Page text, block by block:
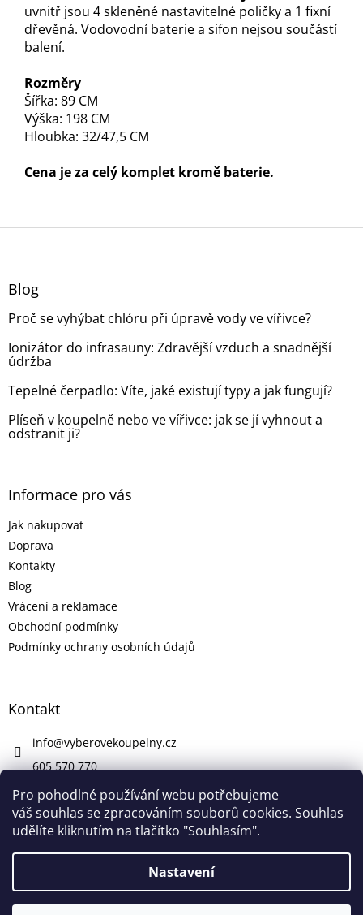
Pro pohodlné používání webu potřebujeme
váš souhlas se zpracováním souborů cookies. Souhlas
udělíte kliknutím na tlačítko "Souhlasím".
Nastavení
V pátek 7. 8. máme firemní dovolenou. V případě potřeby nám
uvnitř jsou 4 skleněné nastavitelné poličky a 1 fixní
dřevěná. Vodovodní baterie a sifon nejsou součástí
balení.
Rozměry
Šířka: 89 CM
Výška: 198 CM
Hloubka: 32/47,5 CM
Cena je za celý komplet kromě baterie.
Z
Blog
Proč se vyhýbat chlóru při úpravě vody ve vířivce?
Ionizátor do infrasauny: Zdravější vzduch a snadnější
údržba
Tepelné čerpadlo: Víte, jaké existují typy a jak fungují?
Plíseň v koupelně nebo ve vířivce: jak se jí vyhnout a
odstranit ji?
Informace pro vás
Jak nakupovat
Doprava
Kontakty
Blog
Vrácení a reklamace
Obchodní podmínky
Podmínky ochrany osobních údajů
Kontakt
info@vyberovekoupelny.cz
605 570 770
https://www.facebook.com/vyberovekoupelny/
Copyright 2026Výběrové Koupelny. Všechna práva